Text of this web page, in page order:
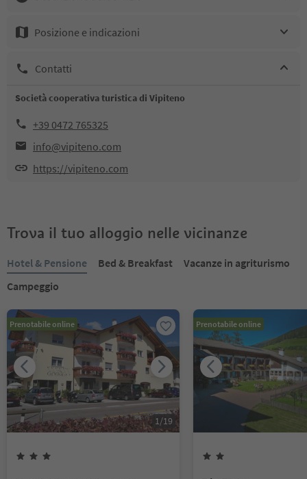
Posizione e indicazioni
Contatti
Società cooperativa turistica di Vipiteno
+39 0472 765325
info@vipiteno.com
https://vipiteno.com
Trova il tuo alloggio nelle vicinanze
Hotel & Pensione Bed & Breakfast
Vacanze in agriturismo
Campeggio
Prenotabile online
1/19
Prenotabile online